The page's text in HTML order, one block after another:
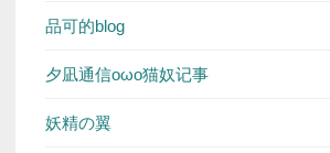
品可的blog
夕凪通信oωo猫奴记事
妖精の翼